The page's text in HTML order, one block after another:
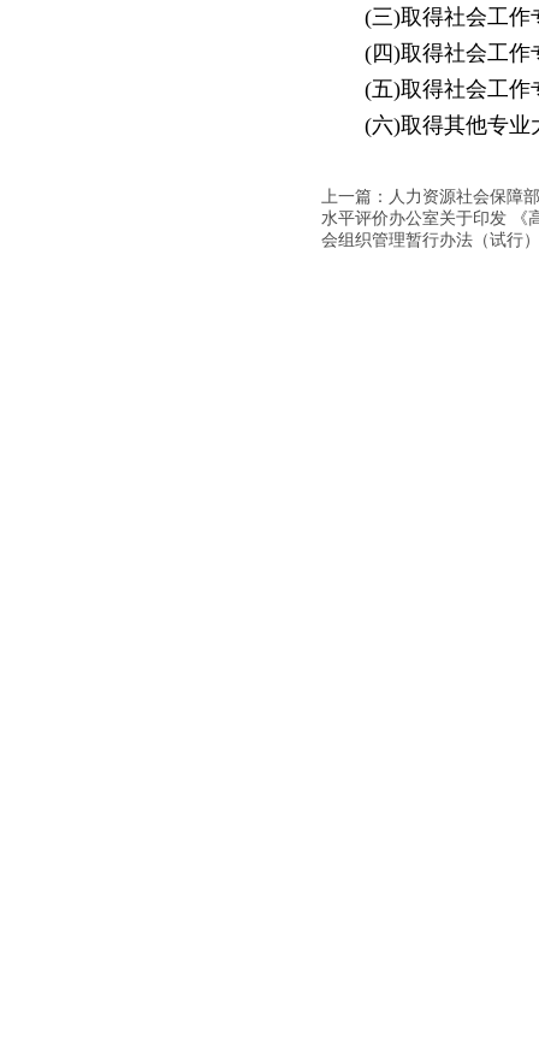
(三)取得社会工作
(四)取得社会工作
(五)取得社会工作
(六)取得其他专业
上一篇：人力资源社会保障
水平评价办公室关于印发 《
会组织管理暂行办法（试行